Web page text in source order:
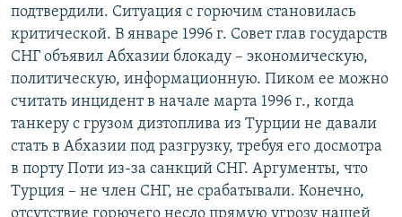
подтвердили. Ситуация с горючим становилась
критической. В январе 1996 г. Совет глав государств
СНГ объявил Абхазии блокаду – экономическую,
политическую, информационную. Пиком ее можно
считать инцидент в начале марта 1996 г., когда
танкеру с грузом дизтоплива из Турции не давали
стать в Абхазии под разгрузку, требуя его досмотра
в порту Поти из-за санкций СНГ. Аргументы, что
Турция – не член СНГ, не срабатывали. Конечно,